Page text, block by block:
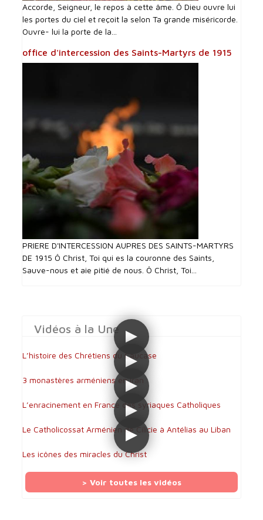
Accorde, Seigneur, le repos à cette âme. Ô Dieu ouvre lui
les portes du ciel et reçoit la selon Ta grande miséricorde.
Ouvre- lui la porte de la...
office d'intercession des Saints-Martyrs de 1915
PRIERE D'INTERCESSI0N AUPRES DES SAINTS-MARTYRS
DE 1915 Ô Christ, Toi qui es la couronne des Saints,
Sauve-nous et aie pitié de nous. Ô Christ, Toi...
Vidéos à la Une
L’histoire des Chrétiens du Caucase
3 monastères arméniens en Iran
L’enracinement en France des syriaques Catholiques
Le Catholicossat Arménien de Cilicie à Antélias au Liban
Les icônes des miracles du Christ
> Voir toutes les vidéos